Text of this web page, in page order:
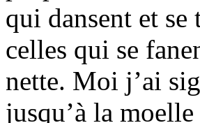
qui dansent et se
celles qui se
nette. Moi j’ai
jusqu’à la